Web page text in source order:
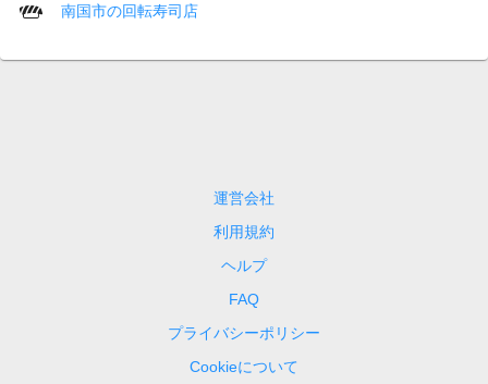
南国市の回転寿司店
運営会社
利用規約
ヘルプ
FAQ
プライバシーポリシー
Cookieについて